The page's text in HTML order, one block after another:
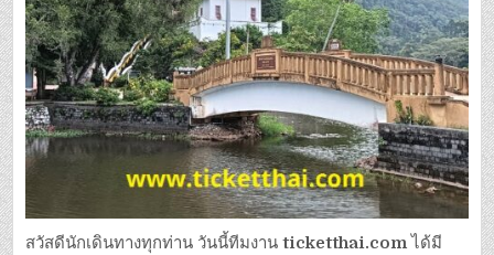
สวัสดีนักเดินทางทุกท่าน วันนี้ทีมงานticketthai.comได้มี